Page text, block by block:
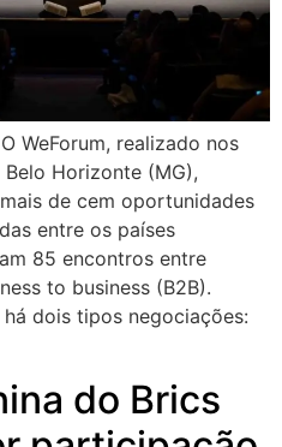
WeForum, realizado nos
Horizonte (MG),
de cem oportunidades
entre os países
85 encontros entre
to business (B2B).
dois tipos negociações:
do Brics